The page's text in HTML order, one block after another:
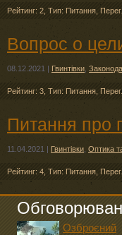
Рейтинг: 2 Тип: Питання
Вопрос о
08.12.2021 | Гвинтівки
Рейтинг: 3 Тип: Питання
Питання про
11.04.2021 | Гвинтівки Оптика
Рейтинг: 4 Тип: Питання
Озброєний